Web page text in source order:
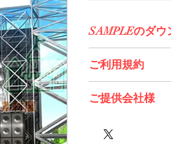
SAMPLEのダウ
ご利用規約
ご提供会社様